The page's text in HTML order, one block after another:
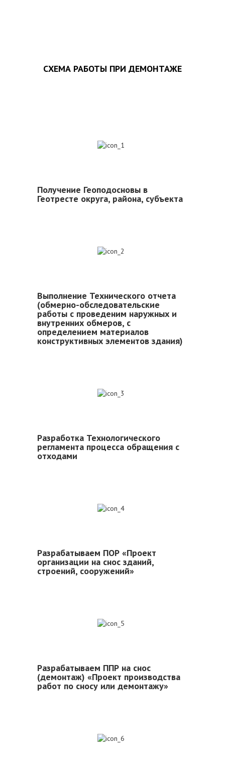
СХЕМА РАБОТЫ ПРИ ДЕМОНТАЖЕ
Получение Геоподосновы в
Геотресте округа, района, субъекта
Выполнение Технического отчета
(обмерно-обследовательские
работы с проведеним наружных и
внутренних обмеров, с
определением материалов
конструктивных элементов здания)
Разработка Технологического
регламента процесса обращения с
отходами
Разрабатываем ПОР «Проект
организации на снос зданий,
строений, сооружений»
Разрабатываем ППР на снос
(демонтаж) «Проект производства
работ по сносу или демонтажу»